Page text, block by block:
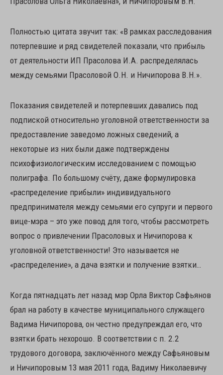
Полностью цитата звучит так: «В рамках расследования
потерпевшие и ряд свидетелей показали, что прибыль
от деятельности ИП Прасолова И.А. распределялась
между семьями Прасоловой О.Н. и Ничипорова В.Н.».
Показания свидетелей и потерпевших давались под
подпиской относительно уголовной ответственности за
предоставление заведомо ложных сведений, а
некоторые из них были даже подтверждены
психофизиологическим исследованием с помощью
полиграфа. По большому счёту, даже формулировка
«распределение прибыли» индивидуального
предпринимателя между семьями его супруги и первого
вице-мэра – это уже повод для того, чтобы рассмотреть
вопрос о привлечении Прасоловых и Ничипорова к
уголовной ответственности! Это называется не
«распределение», а дача взятки и получение взятки…
Когда пятнадцать лет назад мэр Орла Виктор Сафьянов
брал на работу в качестве муниципального служащего
Вадима Ничипорова, он честно предупреждал его, что
взятки брать нехорошо. В соответствии с п. 2.2
трудового договора, заключённого между Сафьяновым
и Ничипоровым 13 мая 2011 года, Вадиму Николаевичу